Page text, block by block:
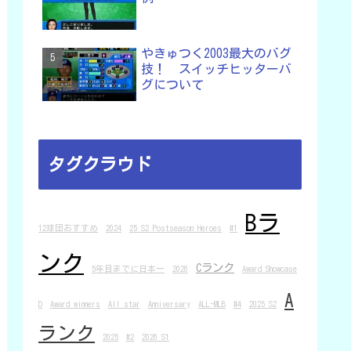
やきゅつく2003最大のバグ
技！ スイッチヒッターバ
グについて
タグクラウド
12球団おすすめ 2024 25 S2 Postseason Heroes #1
Bラ
ンク
5年目までに日本一 2026 Cランク Award Showcase
D Award winners All star Anniversary ALL-MLB #4 2025 S2
A
ランク
2025 #2 2026 S1